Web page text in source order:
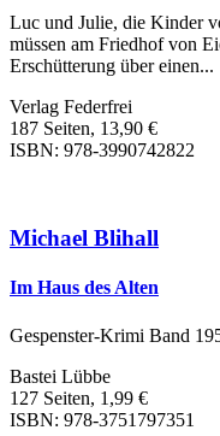
Luc und Julie, die Kinder
müssen am Friedhof von
Erschütterung über einen...
Verlag Federfrei
187 Seiten, 13,90 €
ISBN: 978-3990742822
Michael Blihall
Im Haus des Alten
Gespenster-Krimi Band
Bastei Lübbe
127 Seiten, 1,99 €
ISBN: 978-3751797351